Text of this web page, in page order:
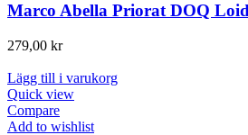
Marco Abella Priorat DOQ
279,00 kr
Lägg till i varukorg
Quick view
Compare
Add to wishlist